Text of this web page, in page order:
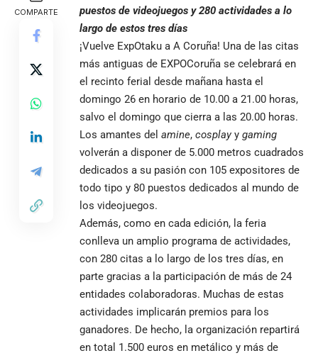
COMPARTE
puestos de videojuegos y 280 actividades a lo
largo de estos tres días
¡Vuelve ExpOtaku a A Coruña! Una de las citas
más antiguas de EXPOCoruña se celebrará en
el recinto ferial desde mañana hasta el
domingo 26 en horario de 10.00 a 21.00 horas,
salvo el domingo que cierra a las 20.00 horas.
Los amantes del amine, cosplayy gaming
volverán a disponer de 5.000 metros cuadrados
dedicados a su pasión con 105 expositores de
todo tipo y 80 puestos dedicados al mundo de
los videojuegos.
Además, como en cada edición, la feria
conlleva un amplio programa de actividades,
con 280 citas a lo largo de los tres días, en
parte gracias a la participación de más de 24
entidades colaboradoras. Muchas de estas
actividades implicarán premios para los
ganadores. De hecho, la organización repartirá
en total 1.500 euros en metálico y más de